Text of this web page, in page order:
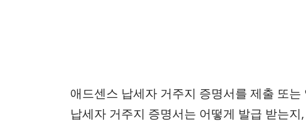
애드센스 납세자 거주지 증명서를 제출 또
납세자 거주지 증명서는 어떻게 발급 받는